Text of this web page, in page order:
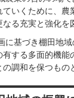
ていくために、
る充実と強化を
に基づき棚田地
有する多面的機能
調和を保つもの